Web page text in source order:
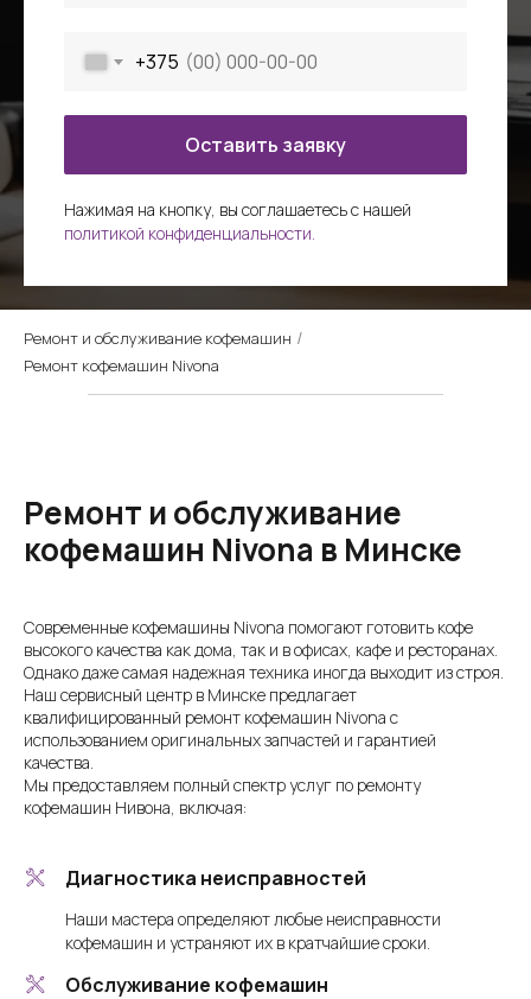
+375
Оставить заявку
Нажимая на кнопку, вы соглашаетесь c нашей
политикой конфиденциальности.
Ремонт и обслуживание кофемашин /
Ремонт кофемашин Nivona
Ремонт и обслуживание
кофемашин Nivona в Минске
Современные кофемашины Nivona помогают готовить кофе
высокого качества как дома, так и в офисах, кафе и ресторанах.
Однако даже самая надежная техника иногда выходит из строя.
Наш сервисный центр в Минске предлагает
квалифицированный ремонт кофемашин Nivona с
использованием оригинальных запчастей и гарантией
качества.
Мы предоставляем полный спектр услуг по ремонту
кофемашин Нивона, включая:
Диагностика неисправностей
Наши мастера определяют любые неисправности
кофемашин и устраняют их в кратчайшие сроки.
Обслуживание кофемашин